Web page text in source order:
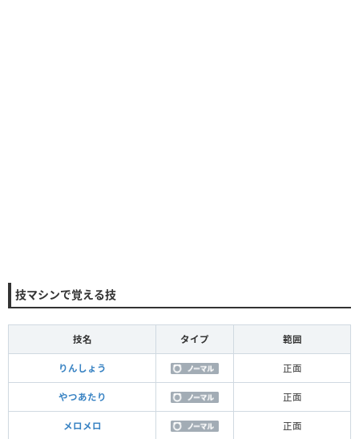
技マシンで覚える技
技名 タイプ 範囲
りんしょう 正面
やつあたり 正面
メロメロ 正面